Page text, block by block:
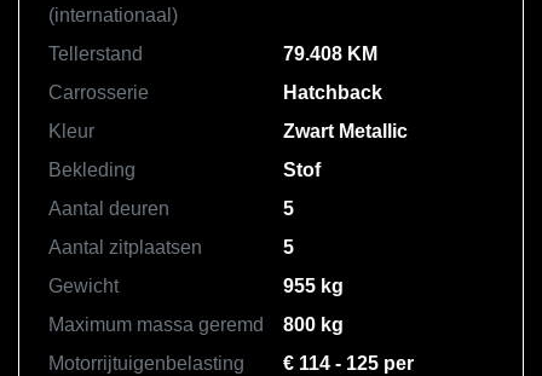
(internationaal)
Tellerstand
79.408 KM
Carrosserie
Hatchback
Kleur
Zwart Metallic
Bekleding
Stof
Aantal deuren
5
Aantal zitplaatsen
5
Gewicht
955 kg
Maximum massa geremd
800 kg
Motorrijtuigenbelasting
€ 114 - 125 per